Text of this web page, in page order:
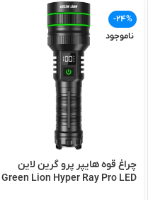
-24%
ناموجود
چراغ قوه هایپر پرو گرین لاین
Green Lion Hyper Ray Pro LED